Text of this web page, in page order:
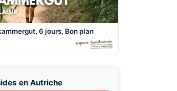
6 jours, Bon plan
en Autriche